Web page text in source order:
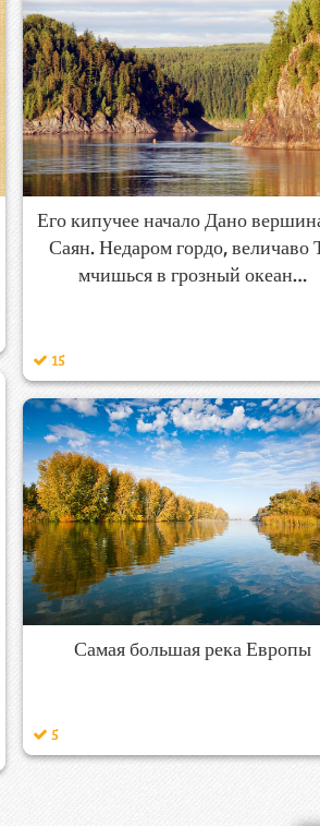
Его кипучее начало Дано
Саян. Недаром гордо, величаво
мчишься в грозный океан…
15
Самая большая река Европы
5